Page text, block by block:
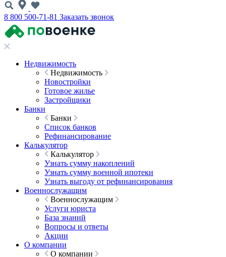
8 800 500-71-81 Заказать звонок
Недвижимость
Недвижимость
Новостройки
Готовое жилье
Застройщики
Банки
Банки
Список банков
Рефинансирование
Калькулятор
Калькулятор
Узнать сумму накоплений
Узнать сумму военной ипотеки
Узнать выгоду от рефинансирования
Военнослужащим
Военнослужащим
Услуги юриста
База знаний
Вопросы и ответы
Акции
О компании
О компании